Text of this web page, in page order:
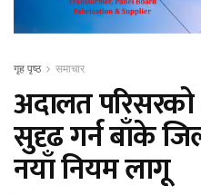
गृह पृष्ठ समाचार
अदालत परिसरको
सुदृढ गर्न बाँके
नयाँ नियम लागू